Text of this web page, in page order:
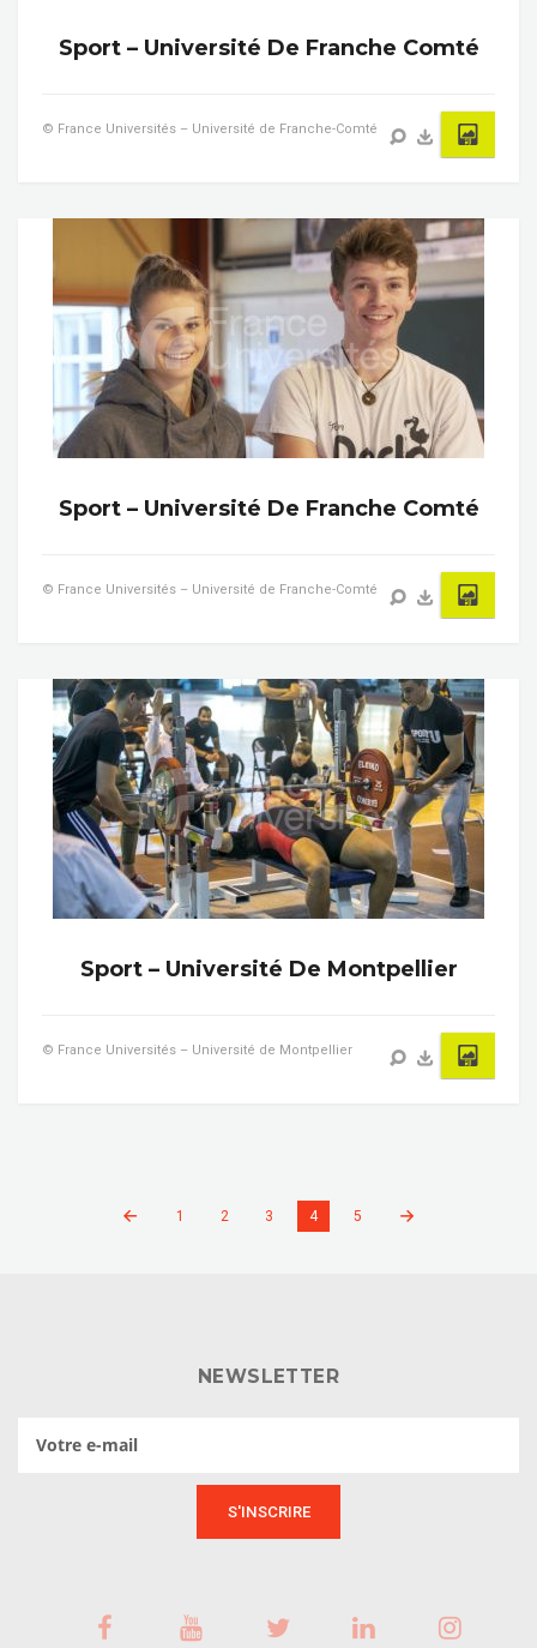
Sport – Université De Franche Comté
© France Universités – Université de Franche-Comté
Sport – Université De Franche Comté
© France Universités – Université de Franche-Comté
Sport – Université De Montpellier
© France Universités – Université de Montpellier
1 2 3 4 5
NEWSLETTER